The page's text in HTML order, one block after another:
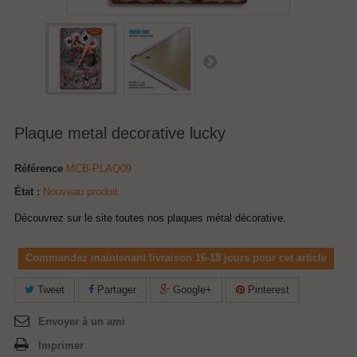
Plaque metal decorative lucky
Référence MCB-PLAQ09
État : Nouveau produit
Découvrez sur le site toutes nos plaques métal décorative.
Commandez maintenant livraison 16-18 jours pour cet article
Tweet Partager Google+ Pinterest
Envoyer à un ami
Imprimer